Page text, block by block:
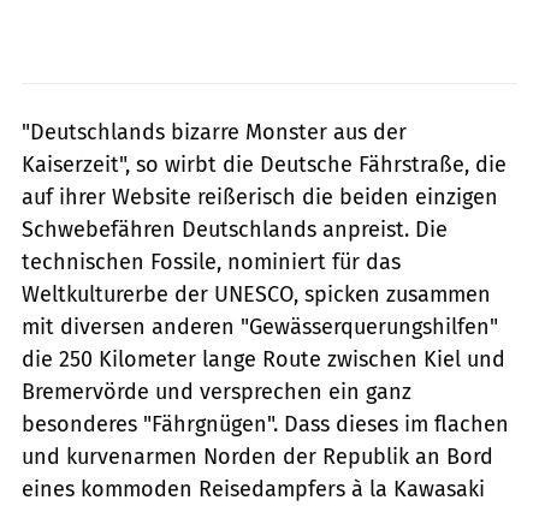
"Deutschlands bizarre Monster aus der
Kaiserzeit", so wirbt die Deutsche Fährstraße, die
auf ihrer Website reißerisch die beiden einzigen
Schwebefähren Deutschlands anpreist. Die
technischen Fossile, nominiert für das
Weltkulturerbe der UNESCO, spicken zusammen
mit diversen anderen "Gewässerquerungshilfen"
die 250 Kilometer lange Route zwischen Kiel und
Bremervörde und versprechen ein ganz
besonderes "Fährgnügen". Dass dieses im flachen
und kurvenarmen Norden der Republik an Bord
eines kommoden Reisedampfers à la Kawasaki